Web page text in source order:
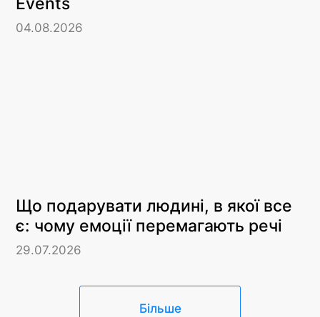
04.08.2026
Що подарувати людині, в якої все
є: чому емоції перемагають речі
29.07.2026
Більше